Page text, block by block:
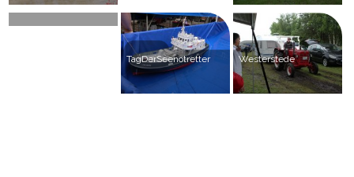
TagDerSeenotretter Westerstede